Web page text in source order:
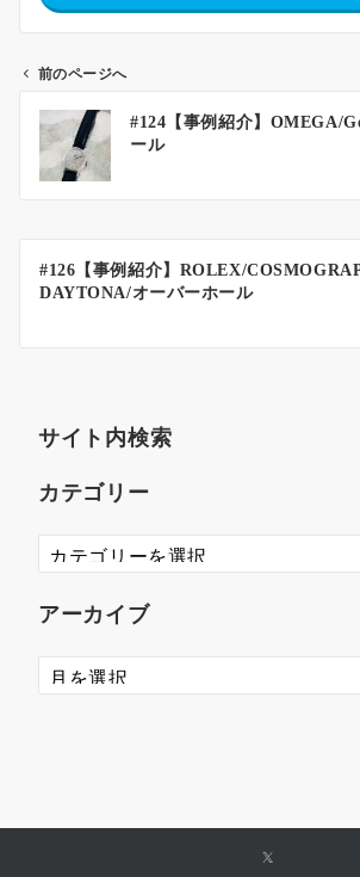
前のページへ
#124【事例紹介】OMEGA/
ール
#126【事例紹介】ROLEX/
DAYTONA/オーバーホール
サイト内検索
カテゴリー
アーカイブ